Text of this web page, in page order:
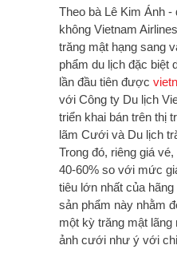
Theo bà Lê Kim Ánh -
không Vietnam
trăng mật hạng sang
phẩm du lịch đặc biệt
lần đầu tiên được
với Công ty Du lịch
triển khai bán trên thị
lãm Cưới và Du lịch
Trong đó, riêng giá
40-60% so với mức
tiêu lớn nhất của
sản phẩm này nhằm
một kỳ trăng mật lãng
ảnh cưới như ý với